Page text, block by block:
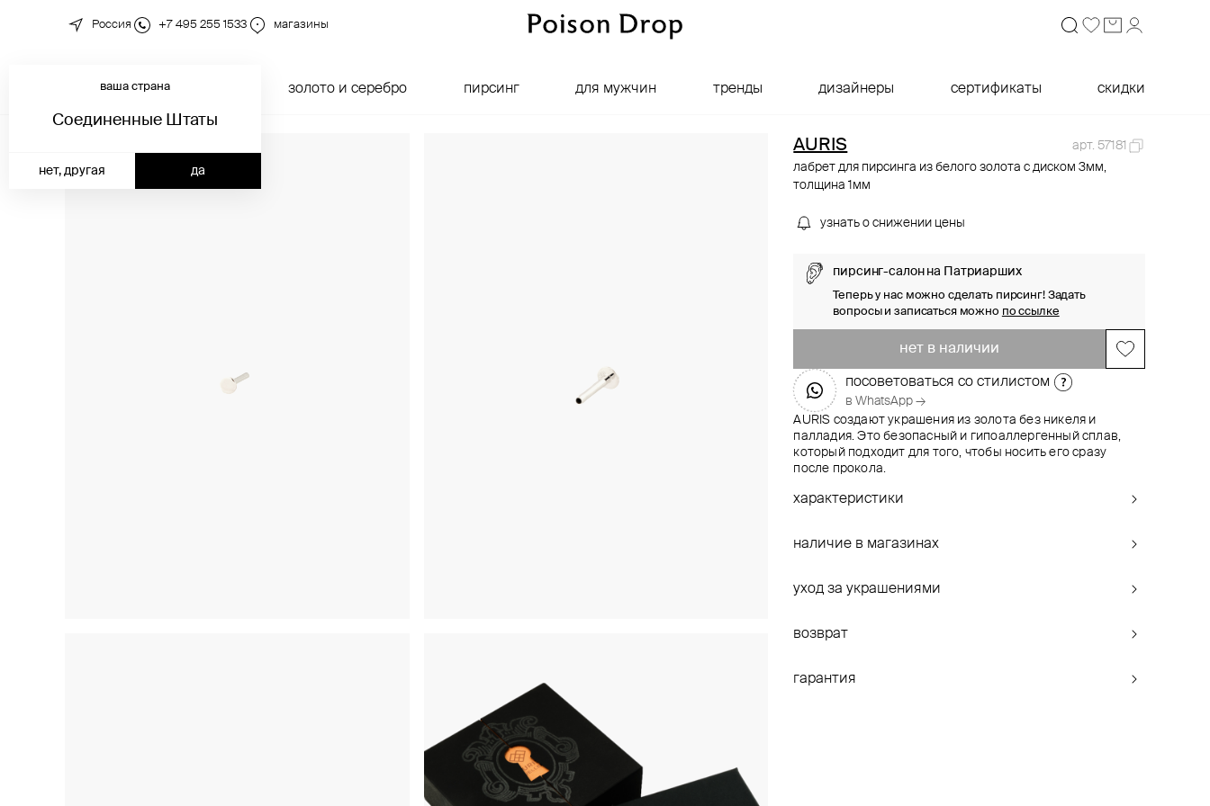
Россия +7 495 255 1533 магазины
новинки золото и серебро пирсинг для мужчин тренды дизайнеры сертификаты скидки
ваша страна
Соединенные Штаты
да
нет, другая
AURIS
арт. 57181
лабрет для пирсинга из белого золота с диском 3мм,
толщина 1мм
узнать о снижении цены
пирсинг-салон на Патриарших
Теперь у нас можно сделать пирсинг! Задать
вопросы и записаться можно по ссылке
нет в наличии
посоветоваться со стилистом
в WhatsApp →
AURIS создают украшения из золота без никеля и
палладия. Это безопасный и гипоаллергенный сплав,
который подходит для того, чтобы носить его сразу
после прокола.
характеристики
наличие в магазинах
уход за украшениями
возврат
гарантия